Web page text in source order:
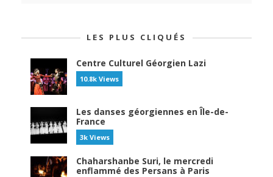
LES PLUS CLIQUÉS
Centre Culturel Géorgien Lazi
10.8k Views
Les danses géorgiennes en Île-de-
France
3k Views
Chaharshanbe Suri, le mercredi
enflammé des Persans à Paris